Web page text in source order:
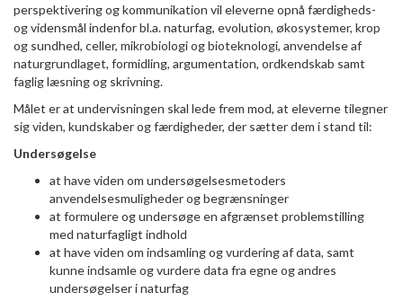
perspektivering og kommunikation vil eleverne opnå færdigheds-
og vidensmål indenfor bl.a. naturfag, evolution, økosystemer, krop
og sundhed, celler, mikrobiologi og bioteknologi, anvendelse af
naturgrundlaget, formidling, argumentation, ordkendskab samt
faglig læsning og skrivning.
Målet er at undervisningen skal lede frem mod, at eleverne tilegner
sig viden, kundskaber og færdigheder, der sætter dem i stand til:
Undersøgelse
at have viden om undersøgelsesmetoders
anvendelsesmuligheder og begrænsninger
at formulere og undersøge en afgrænset problemstilling
med naturfagligt indhold
at have viden om indsamling og vurdering af data, samt
kunne indsamle og vurdere data fra egne og andres
undersøgelser i naturfag